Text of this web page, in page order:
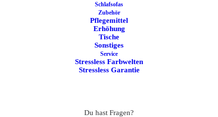
Schlafsofas
Zubehör
Pflegemittel
Erhöhung
Tische
Sonstiges
Service
Stressless Farbwelten
Stressless Garantie
Du hast Fragen?